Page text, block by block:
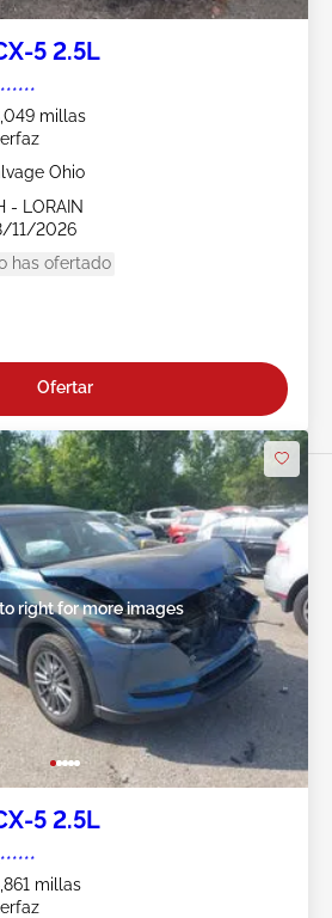
5 2.5L
millas
Ohio
- LORAIN
11/2026
has ofertado
Ofertar
right for more images
5 2.5L
millas